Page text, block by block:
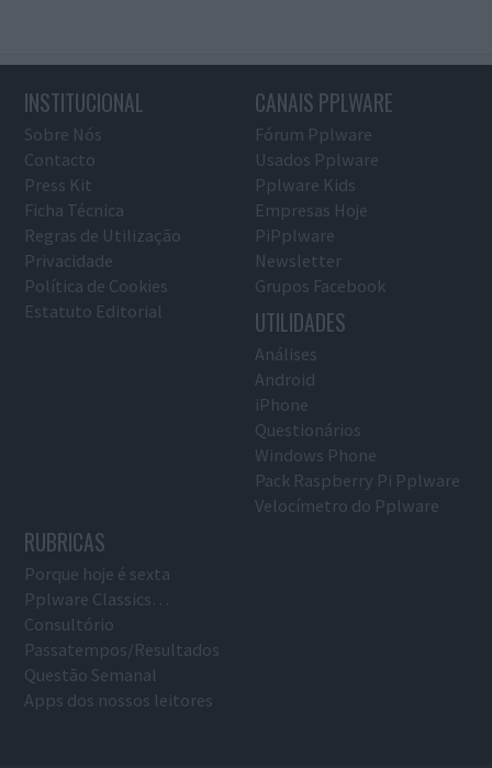
INSTITUCIONAL
Sobre Nós
Contacto
Press Kit
Ficha Técnica
Regras de Utilização
Privacidade
Política de Cookies
Estatuto Editorial
CANAIS PPLWARE
Fórum Pplware
Usados Pplware
Pplware Kids
Empresas Hoje
PiPplware
Newsletter
Grupos Facebook
UTILIDADES
Análises
Android
iPhone
Questionários
Windows Phone
Pack Raspberry Pi Pplware
Velocímetro do Pplware
RUBRICAS
Porque hoje é sexta
Pplware Classics…
Consultório
Passatempos/Resultados
Questão Semanal
Apps dos nossos leitores